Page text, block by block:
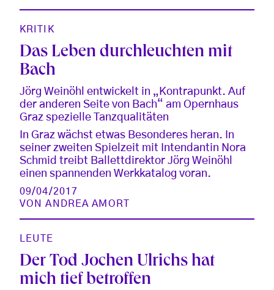
KRITIK
Das Leben durchleuchten mit
Bach
Jörg Weinöhl entwickelt in „Kontrapunkt. Auf
der anderen Seite von Bach“ am Opernhaus
Graz spezielle Tanzqualitäten
In Graz wächst etwas Besonderes heran. In
seiner zweiten Spielzeit mit Intendantin Nora
Schmid treibt Ballettdirektor Jörg Weinöhl
einen spannenden Werkkatalog voran.
09/04/2017
VONANDREA AMORT
LEUTE
Der Tod Jochen Ulrichs hat
mich tief betroffen